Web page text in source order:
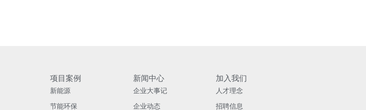
项目案例
新能源
节能环保
新闻中心
企业大事记
企业动态
加入我们
人才理念
招聘信息